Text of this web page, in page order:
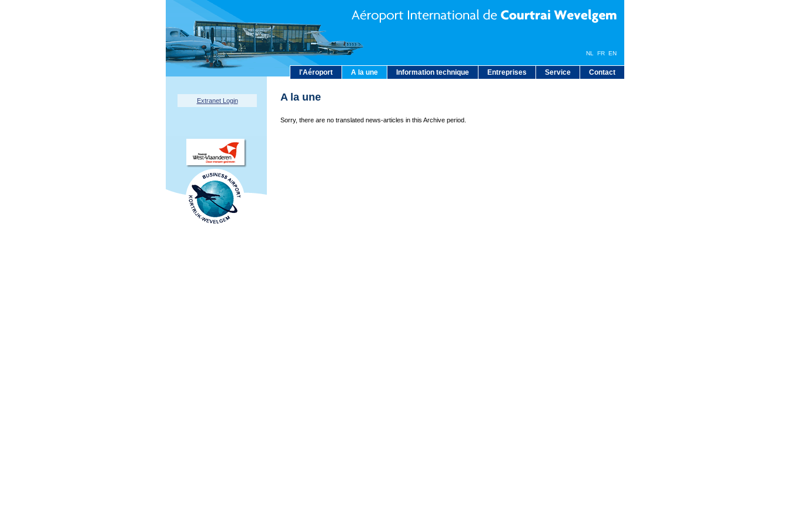
l'Aéroport A la une Information technique Entreprises Service Contact
NL FR EN
Extranet Login A la une
Sorry, there are no translated news-articles in this Archive period.